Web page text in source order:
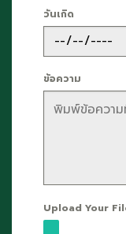
วันเกิด
ข้อความ
Upload Your